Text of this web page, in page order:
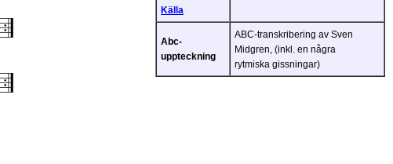
Källa
Abc-
uppteckning
ABC-transkribering av Sven
Midgren, (inkl. en några
rytmiska gissningar)